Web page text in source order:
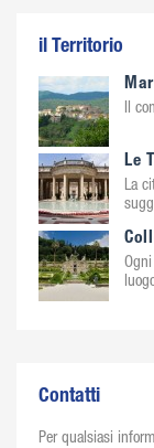
il Territorio
Il
Le
La
Contatti
Per qualsiasi